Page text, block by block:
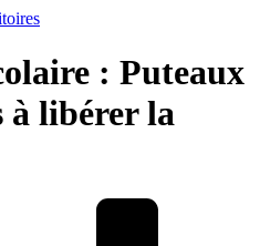
: Puteaux
à libérer la